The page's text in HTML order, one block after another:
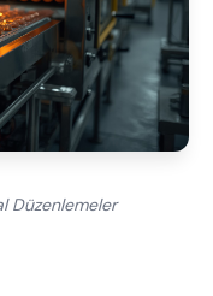
Düzenlemeler